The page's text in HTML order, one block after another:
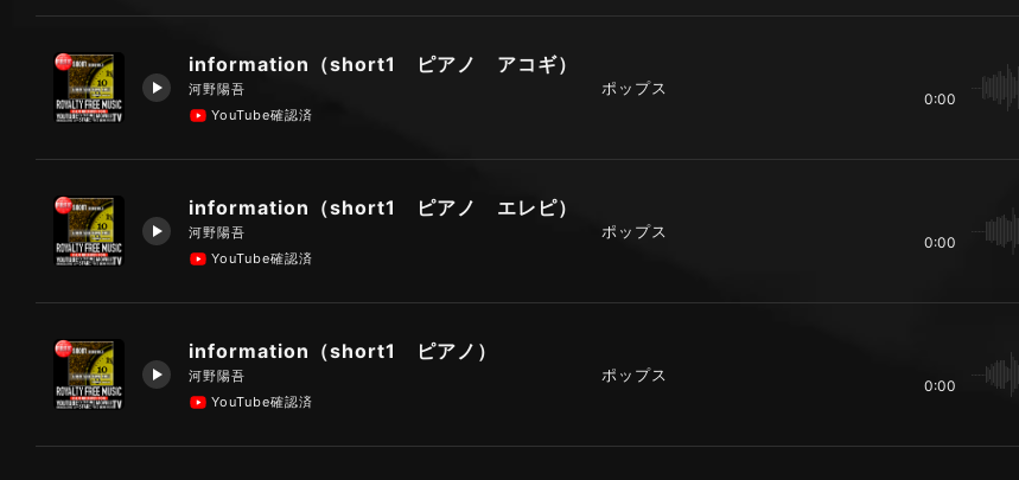
information（short1 ピアノ アコギ）
河野陽吾
YouTube確認済
ポップス
0:00
information（short1 ピアノ エレピ）
河野陽吾
YouTube確認済
ポップス
0:00
information（short1 ピアノ）
河野陽吾
YouTube確認済
ポップス
0:00